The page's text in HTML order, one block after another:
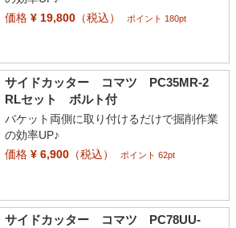
価格¥ 19,800（税込） ポイント 180pt
サイドカッター コマツ PC35MR-2
RLセット ボルト付
バケット両側に取り付けるだけで掘削作業
の効率UP♪
価格¥ 6,900（税込） ポイント 62pt
サイドカッター コマツ PC78UU-